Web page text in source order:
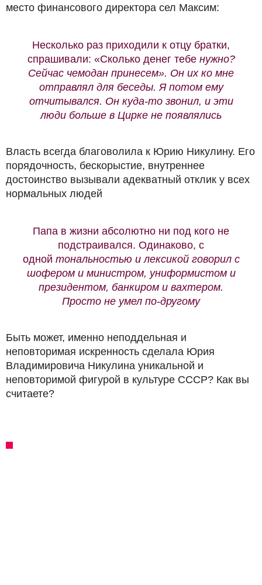
место финансового директора сел Максим:
Несколько раз приходили к отцу братки,
спрашивали: «Сколько денег тебе нужно?
Сейчас чемодан принесем». Он их ко мне
отправлял для беседы. Я потом ему
отчитывался. Он куда-то звонил, и эти
люди больше в Цирке не появлялись
Власть всегда благоволила к Юрию Никулину. Его
порядочность, бескорыстие, внутреннее
достоинство вызывали адекватный отклик у всех
нормальных людей
Папа в жизни абсолютно ни под кого не
подстраивался. Одинаково, с
одной тональностью и лексикой говорил с
шофером и министром, униформистом и
президентом, банкиром и вахтером.
Просто не умел по-другому
Быть может, именно неподдельная и
неповторимая искренность сделала Юрия
Владимировича Никулина уникальной и
неповторимой фигурой в культуре СССР? Как вы
считаете?